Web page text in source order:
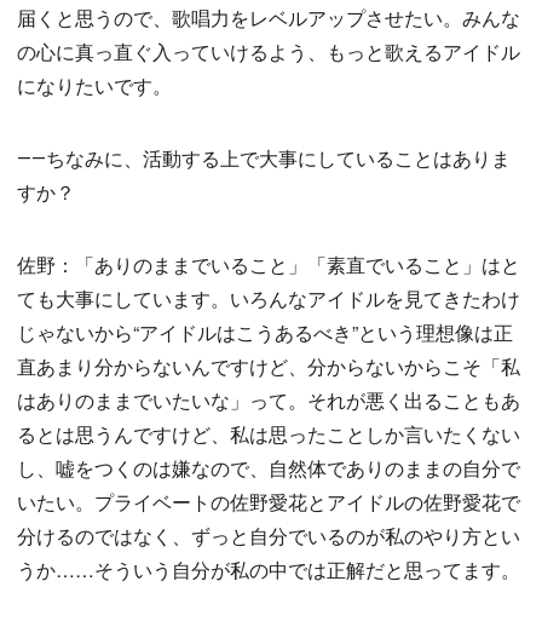
届くと思うので、歌唱力をレベルアップさせたい。みんな
の心に真っ直ぐ入っていけるよう、もっと歌えるアイドル
になりたいです。
――ちなみに、活動する上で大事にしていることはありま
すか？
佐野：「ありのままでいること」「素直でいること」はと
ても大事にしています。いろんなアイドルを見てきたわけ
じゃないから“アイドルはこうあるべき”という理想像は正
直あまり分からないんですけど、分からないからこそ「私
はありのままでいたいな」って。それが悪く出ることもあ
るとは思うんですけど、私は思ったことしか言いたくない
し、嘘をつくのは嫌なので、自然体でありのままの自分で
いたい。プライベートの佐野愛花とアイドルの佐野愛花で
分けるのではなく、ずっと自分でいるのが私のやり方とい
うか……そういう自分が私の中では正解だと思ってます。